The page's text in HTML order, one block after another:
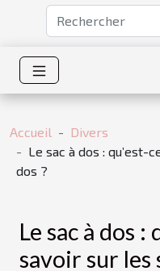
Accueil
Divers
Le sac à dos : qu’est-
dos ?
Le sac à dos :
savoir sur les